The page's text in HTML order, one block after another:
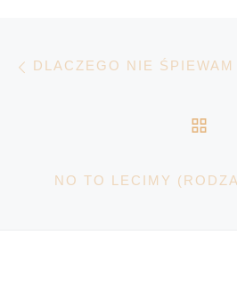
Nawigacja
NO TO LECIMY